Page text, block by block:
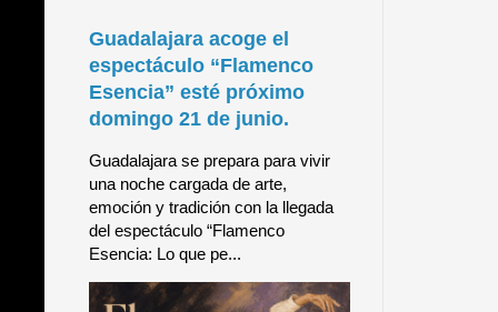
Guadalajara acoge el
espectáculo “Flamenco
Esencia” esté próximo
domingo 21 de junio.
Guadalajara se prepara para vivir
una noche cargada de arte,
emoción y tradición con la llegada
del espectáculo “Flamenco
Esencia: Lo que pe...